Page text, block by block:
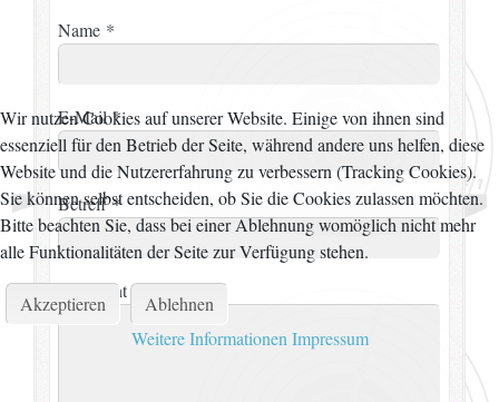
Name *
E-Mail*
Betreff*
Nachricht*
Wir nutzen Cookies auf unserer Website. Einige von ihnen sind
essenziell für den Betrieb der Seite, während andere uns helfen, diese
Website und die Nutzererfahrung zu verbessern (Tracking Cookies).
Sie können selbst entscheiden, ob Sie die Cookies zulassen möchten.
Bitte beachten Sie, dass bei einer Ablehnung womöglich nicht mehr
alle Funktionalitäten der Seite zur Verfügung stehen.
Akzeptieren
Ablehnen
Weitere Informationen Impressum